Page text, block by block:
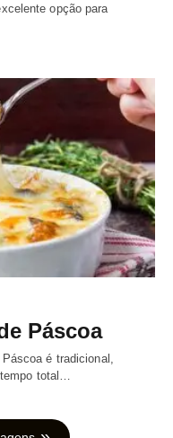
opção para
Páscoa
é tradicional,
total…